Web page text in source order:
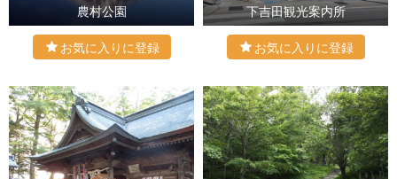
農村公園 下吉田観光案内所